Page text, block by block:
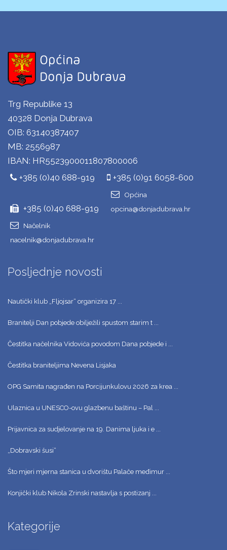
Trg Republike 13
40328 Donja Dubrava
OIB: 63140387407
MB: 2556987
IBAN: HR5523900011807800006
+385 (0)40 688-919
+385 (0)91 6058-600
+385 (0)40 688-919
Općina
opcina@donjadubrava.hr
Načelnik
nacelnik@donjadubrava.hr
Posljednje novosti
Nautički klub „Fljojsar“ organizira 17 ...
Branitelji Dan pobjede obilježili spustom starim t ...
Čestitka načelnika Vidovića povodom Dana pobjede i ...
Čestitka braniteljima Nevena Lisjaka
OPG Samita nagrađen na Porcijunkulovu 2026 za krea ...
Ulaznica u UNESCO-ovu glazbenu baštinu – Pal ...
Prijavnica za sudjelovanje na 19. Danima ljuka i e ...
„Dobravski šusi“
Što mjeri mjerna stanica u dvorištu Palače međimur ...
Konjički klub Nikola Zrinski nastavlja s postizanj ...
Kategorije